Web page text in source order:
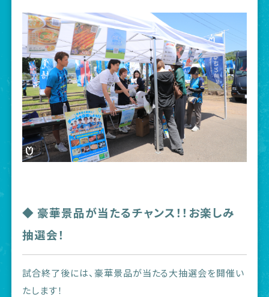
◆ 豪華景品が当たるチャンス！！お楽しみ
抽選会！
試合終了後には、豪華景品が当たる大抽選会を開催い
たします！